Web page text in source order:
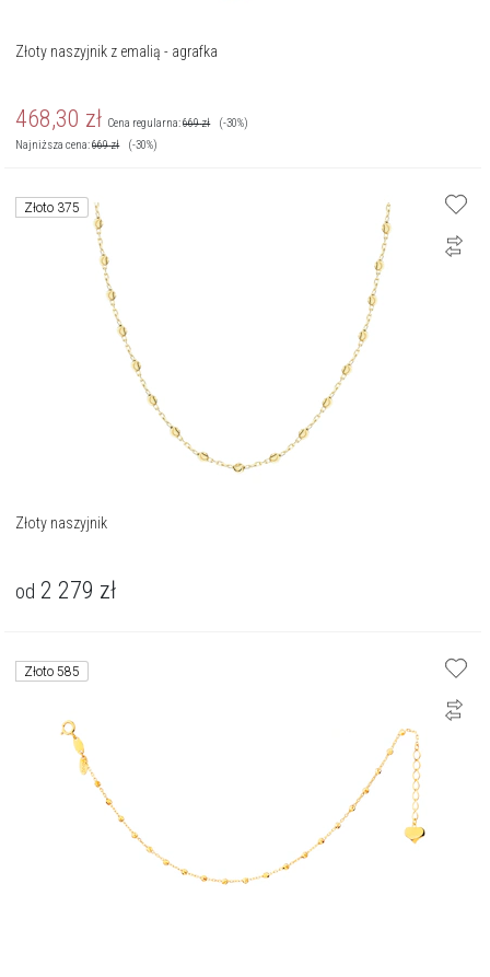
Złoty naszyjnik z emalią - agrafka
468,30 zł Cena regularna:669zł
(-30%)
Najniższa cena:669zł (-30%)
Złoto 375
Złoty naszyjnik
od 2 279 zł
Złoto 585